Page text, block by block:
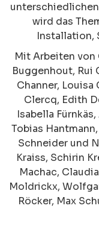
wird das
Installation,
Mit Arbeiten von
Buggenhout, Rui
Channer, Louisa
Clercq, Edith
Isabella
Tobias
Schneider und
Kraiss, Schirin
Machac,
Moldrickx,
Röcker, Max